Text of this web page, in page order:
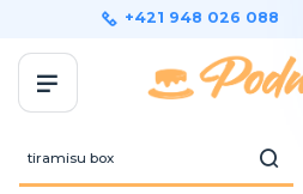
+421 948 026 088